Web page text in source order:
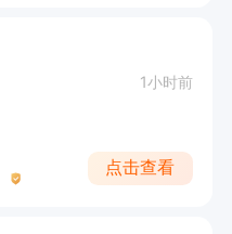
1小时前
点击查看